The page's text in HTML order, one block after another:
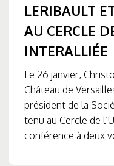
LERIBAULT
AU CERCLE
INTERALLIÉE
Le 26 janvier,
Château de
président de la
tenu au Cercle de
conférence à deux